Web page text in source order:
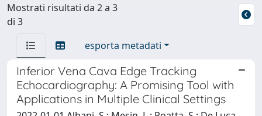
Mostrati risultati da 2 a 3
di 3
esporta metadati
Inferior Vena Cava Edge Tracking
Echocardiography: A Promising Tool with
Applications in Multiple Clinical Settings